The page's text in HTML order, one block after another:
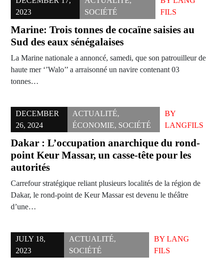
2023
SOCIÉTÉ
FILS
Marine: Trois tonnes de cocaïne saisies au
Sud des eaux sénégalaises
La Marine nationale a annoncé, samedi, que son patrouilleur de
haute mer ‘’Walo’’ a arraisonné un navire contenant 03
tonnes…
DECEMBER
26, 2024
ACTUALITÉ,
ÉCONOMIE, SOCIÉTÉ
BY
LANGFILS
Dakar : L’occupation anarchique du rond-
point Keur Massar, un casse-tête pour les
autorités
Carrefour stratégique reliant plusieurs localités de la région de
Dakar, le rond-point de Keur Massar est devenu le théâtre
d’une…
JULY 18,
2023
ACTUALITÉ,
SOCIÉTÉ
BYLANG
FILS